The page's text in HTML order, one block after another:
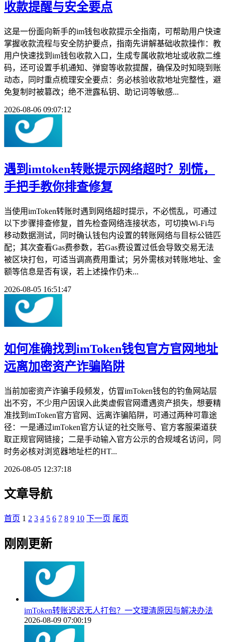
收款提醒与安全要点
这是一份面向新手的im钱包收款提示全指南，可帮助用户快速
掌握收款流程与安全防护要点，指南先讲解基础收款操作：教
用户快速找到im钱包收款入口，生成专属收款地址或收款二维
码，还可设置手机通知、弹窗等收款提醒，确保及时知晓到账
动态，同时重点梳理安全要点：务必核验收款地址完整性，避
免复制时被篡改；绝不泄露私钥、助记词等敏感...
2026-08-06 09:07:12
遇到imtoken转账提示网络超时？别慌，
手把手教你排查修复
当使用imToken转账时遇到网络超时提示，不必慌乱，可通过
以下步骤排查修复，首先检查网络连接状态，可切换Wi-Fi与
移动数据测试，同时确认钱包内设置的转账网络与目标公链匹
配；其次查看Gas费参数，若Gas费设置过低会导致交易无法
被区块打包，可适当调高费用重试；另外需核对转账地址、金
额等信息是否有误，若上述操作仍未...
2026-08-05 16:51:47
如何准确找到imToken钱包官方官网地址
远离加密资产诈骗陷阱
当前加密资产诈骗手段频发，仿冒imToken钱包的钓鱼网站层
出不穷，不少用户因误入此类虚假官网遭遇资产损失，想要精
准找到imToken官方官网、远离诈骗陷阱，可通过两种可靠途
径：一是通过imToken官方认证的社交账号、官方客服渠道获
取正规官网链接；二是手动输入官方公示的合规域名访问，同
时务必核对浏览器地址栏的HT...
2026-08-05 12:37:18
文章导航
首页 1 2 3 4 5 6 7 8 9 10 下一页 尾页
刚刚更新
imToken转账迟迟无人打包？一文理清原因与解决办法
2026-08-09 07:00:19